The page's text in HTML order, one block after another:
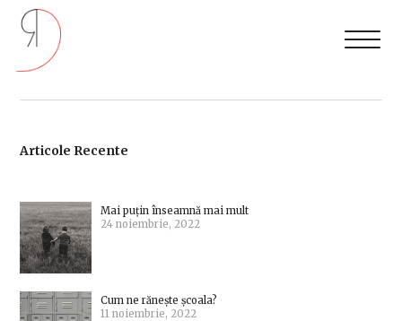
Articole Recente
Mai puțin înseamnă mai mult
24 noiembrie, 2022
Cum ne rănește școala?
11 noiembrie, 2022